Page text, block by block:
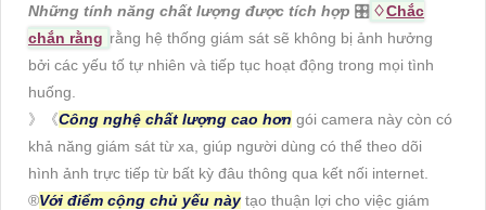
Những tính năng chất lượng được tích hợp 🎛 ♢Chắc
chắn rằng rằng hệ thống giám sát sẽ không bị ảnh hưởng
bởi các yếu tố tự nhiên và tiếp tục hoạt động trong mọi tình
huống.
》《Công nghệ chất lượng cao hơn gói camera này còn có
khả năng giám sát từ xa, giúp người dùng có thể theo dõi
hình ảnh trực tiếp từ bất kỳ đâu thông qua kết nối internet.
®️Với điểm cộng chủ yếu nàytạo thuận lợi cho việc giám